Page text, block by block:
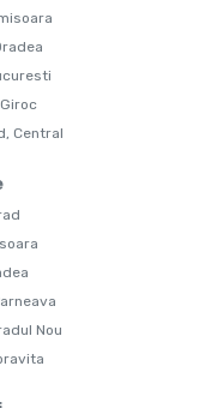
Central
Nou